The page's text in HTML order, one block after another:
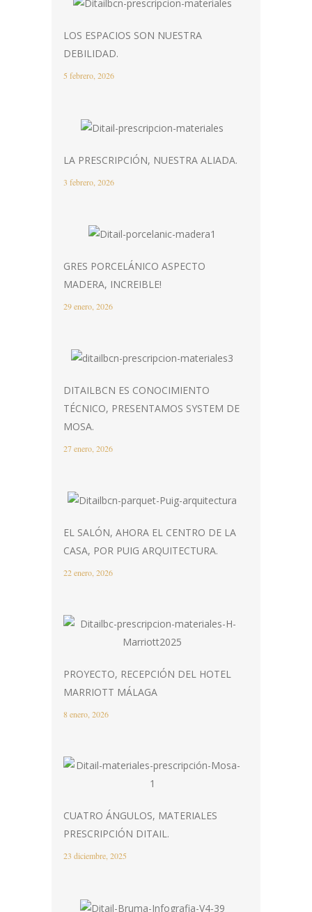
LOS ESPACIOS SON NUESTRA
DEBILIDAD.
5 febrero, 2026
LA PRESCRIPCIÓN, NUESTRA ALIADA.
3 febrero, 2026
GRES PORCELÁNICO ASPECTO
MADERA, INCREIBLE!
29 enero, 2026
DITAILBCN ES CONOCIMIENTO
TÉCNICO, PRESENTAMOS SYSTEM DE
MOSA.
27 enero, 2026
EL SALÓN, AHORA EL CENTRO DE LA
CASA, POR PUIG ARQUITECTURA.
22 enero, 2026
PROYECTO, RECEPCIÓN DEL HOTEL
MARRIOTT MÁLAGA
8 enero, 2026
CUATRO ÁNGULOS, MATERIALES
PRESCRIPCIÓN DITAIL.
23 diciembre, 2025